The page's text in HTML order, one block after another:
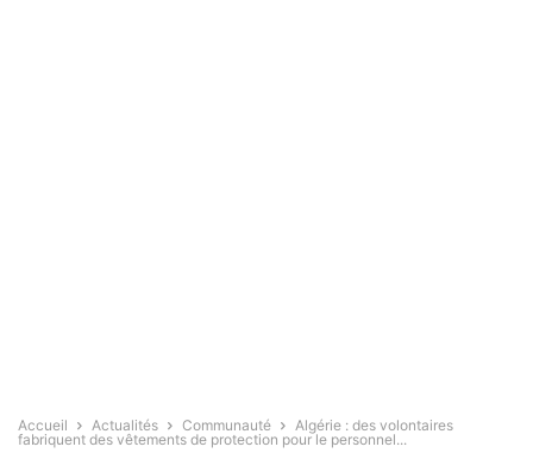
Accueil Actualités Communauté
Algérie : des volontaires
fabriquent des vêtements de protection pour le personnel...